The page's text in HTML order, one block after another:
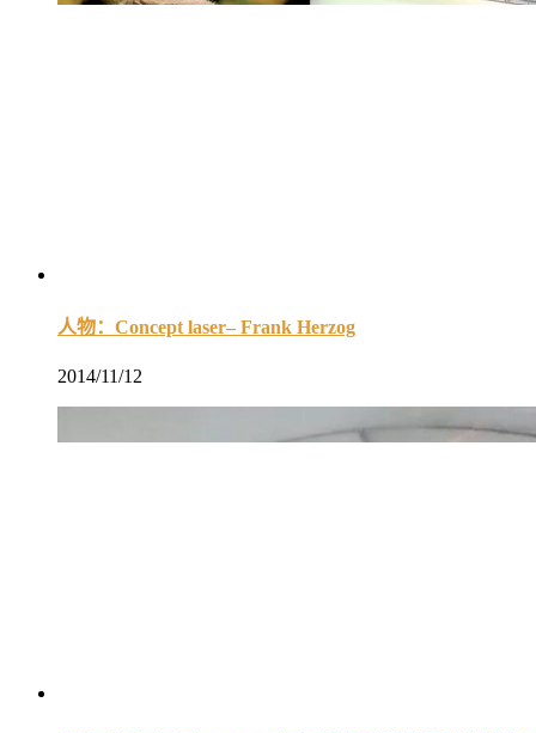
人物：Concept laser– Frank Herzog
2014/11/12